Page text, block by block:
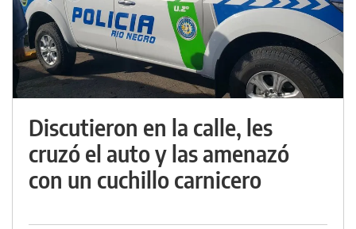
Discutieron en la calle, les
cruzó el auto y las amenazó
con un cuchillo carnicero